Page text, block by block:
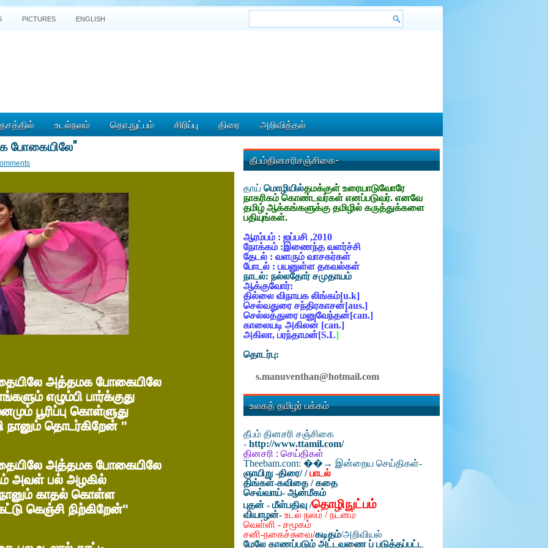
PICTURES ENGLISH
உடல்நலம் தொ.நுட்பம் சிரிப்பு திரை அறிவித்தல்
போகையிலே"
அத்தமக போகையிலே
எழும்பி பார்க்குது
பூரிப்பு கொள்ளுது
நானும் தொடர்கிறேன் "
அத்தமக போகையிலே
அவள் பல் அழகில்
நானும் காதல் கொள்ள
கெஞ்சி நிற்கிறேன்"
தீபம்தினசரிசஞ்சிகை-
தாய் மொழியில்தமக்குள் உரையாடுவோரே
நாகரிகம் கொண்டவர்கள் எனப்படுவர். எனவே
தமிழ் ஆக்கங்களுக்கு தமிழில் கருத்துக்களை
பதியுங்கள்.
ஆரம்பம் : ஐப்பசி ,2010
நோக்கம் :இணைந்த வளர்ச்சி
தேடல் : வளரும் வாசகர்கள்
போடல் : பயனுள்ள தகவல்கள்
நாடல்: நல்லதோர் சமுதாயம்
ஆக்குவோர்:
தில்லை விநாயக லிங்கம்[u.k]
செல்வதுரை சந்திரகாசன்[aus.]
செல்லத்துரை மனுவேந்தன்[can.]
காலையடி அகிலன் [can.]
அகிலா, பரந்தாமன்[S.L]
தொடர்பு:
s.manuventhan@hotmail.com
உலகத் தமிழர் பக்கம்
தீபம் தினசரி சஞ்சிகை
- http://www.ttamil.com/
தினசரி : செய்திகள்
Theebam.com: ��→ இன்றைய செய்திகள்-
ஞாயிறு -திரை//பாடல்
திங்கள்-கவிதை / கதை
செவ்வாய்- ஆன்மீகம்
புதன் - மீள்பதிவு /தொழிநுட்பம்
வியாழன்- உடல் நலம் / நடனம்
வெள்ளி - சமூகம்
சனி-நகைச்சுவை/கடிதம்/அறிவியல்
மேலே காணப்படும் அட்டவணை ப் படுத்தப்பட்ட